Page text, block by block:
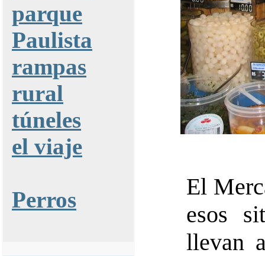
parque
Paulista
rampas
rural
túneles
el viaje
Perros
El
esos
llevan